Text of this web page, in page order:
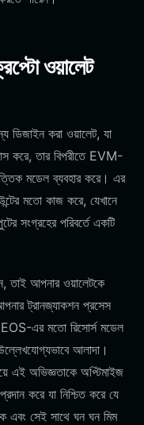
ওয়ালেট
ডিজাইন করা ওয়ালেট, যা
করে, তার বিপরীতে EVM-
মডেল ব্যবহার করে। এর
মতো কাজ করে, যেখানে
সংগ্রহের পরিবর্তে একটি
আপনার ওয়ালেটকে
ট্রানজ্যাকশন প্রসেস
এর মতো রিসোর্স মডেল
আলাদা।
অভিজ্ঞতাকে অপ্টিমাইজ
করে যা নিশ্চিত করে যে
এবং সেই সাথে ঘন ঘন মিম